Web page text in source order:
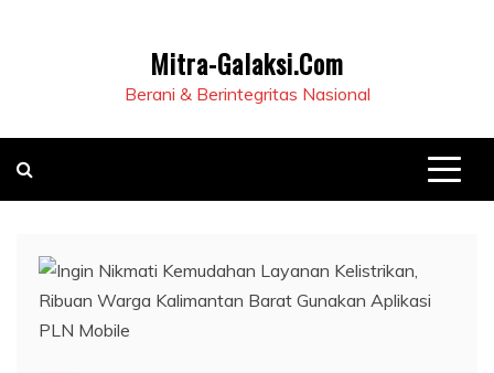
Mitra-Galaksi.Com
Berani & Berintegritas Nasional